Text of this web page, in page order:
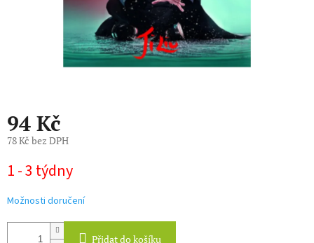
94 Kč
78 Kč bez DPH
cena:
1 - 3 týdny
Možnosti doručení
Přidat do košíku